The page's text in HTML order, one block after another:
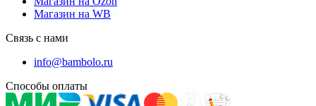
Магазин на WB
Связь с нами
info@bambolo.ru
Способы оплаты